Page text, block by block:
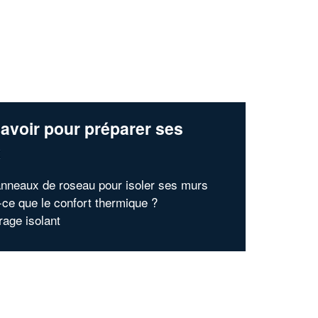
pour préparer ses
de roseau pour isoler ses murs
ce que le confort thermique ?
isolant